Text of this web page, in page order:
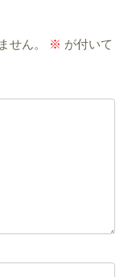
せん。 ※ が付いて